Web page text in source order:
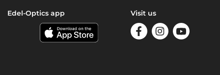
Edel-Optics app Visit us